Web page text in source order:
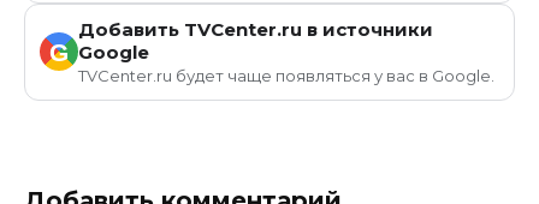
G
Добавить TVCenter.ru в источники
Google
TVCenter.ru будет чаще появляться у вас в Google.